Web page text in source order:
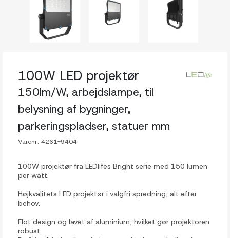
100W LED projektør
150lm/W, arbejdslampe, til
belysning af bygninger,
parkeringspladser, statuer mm
Varenr: 4261-9404
100W projektør fra LEDlifes Bright serie med 150 lumen
per watt.
Højkvalitets LED projektør i valgfri spredning, alt efter
behov.
Flot design og lavet af aluminium, hvilket gør projektoren
robust.